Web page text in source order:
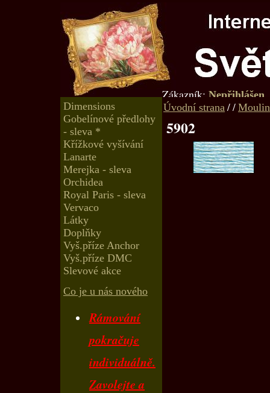
Zákazník: Nepřihlášen
Dimensions
Gobelínové předlohy
- sleva *
Křížkové vyšívání
Lanarte
Merejka - sleva
Orchidea
Royal Paris - sleva
Vervaco
Látky
Doplňky
Vyš.příze Anchor
Vyš.příze DMC
Slevové akce
Co je u nás nového
Rámování
pokračuje
individuálně.
Zavolejte a
Úvodní strana //
5902